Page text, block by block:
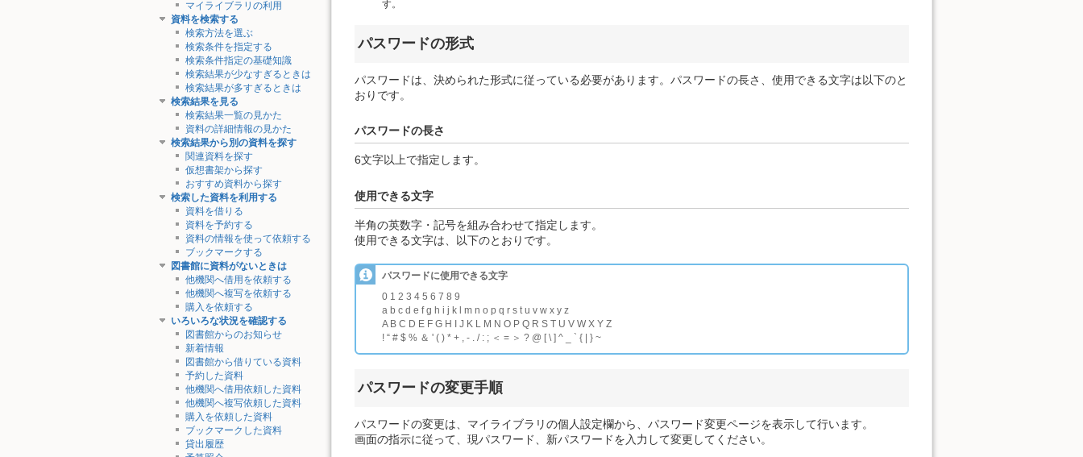
マイライブラリの利用
資料を検索する
検索方法を選ぶ
検索条件を指定する
検索条件指定の基礎知識
検索結果が少なすぎるときは
検索結果が多すぎるときは
検索結果を見る
検索結果一覧の見かた
資料の詳細情報の見かた
検索結果から別の資料を探す
関連資料を探す
仮想書架から探す
おすすめ資料から探す
検索した資料を利用する
資料を借りる
資料を予約する
資料の情報を使って依頼する
ブックマークする
図書館に資料がないときは
他機関へ借用を依頼する
他機関へ複写を依頼する
購入を依頼する
いろいろな状況を確認する
図書館からのお知らせ
新着情報
図書館から借りている資料
予約した資料
他機関へ借用依頼した資料
他機関へ複写依頼した資料
購入を依頼した資料
ブックマークした資料
貸出履歴
す。
パスワードの形式
パスワードは、決められた形式に従っている必要があります。パスワードの長さ、使用できる文字は以下のと
おりです。
パスワードの長さ
6文字以上で指定します。
使用できる文字
半角の英数字・記号を組み合わせて指定します。
使用できる文字は、以下のとおりです。
パスワードに使用できる文字
0 1 2 3 4 5 6 7 8 9
a b c d e f g h i j k l m n o p q r s t u v w x y z
A B C D E F G H I J K L M N O P Q R S T U V W X Y Z
! “ # $ % ＆ ' ( ) * + , - . / : ; ＜ = ＞ ? @ [ \ ] ^ _ ` { | } ~
パスワードの変更手順
パスワードの変更は、マイライブラリの個人設定欄から、パスワード変更ページを表示して行います。
画面の指示に従って、現パスワード、新パスワードを入力して変更してください。